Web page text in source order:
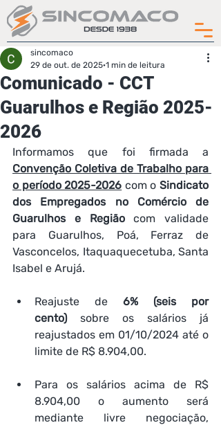
Comunicado - CCT
Guarulhos e Região 2025-
2026
sincomaco
29 de out. de 2025 1 min de leitura
Convenção Coletiva de Trabalho para
o período 2025-2026 com o Sindicato
dos Empregados no Comércio de
Guarulhos e Região com validade
para Guarulhos, Poá, Ferraz de
Vasconcelos, Itaquaquecetuba, Santa
Isabel e Arujá.
Reajuste de 6% (seis por
cento) sobre os salários já
reajustados em 01/10/2024 até o
limite de R$ 8.904,00.
Para os salários acima de R$
8.904,00 o aumento será
mediante livre negociação,